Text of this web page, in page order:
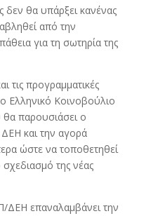
θα υπάρξει κανένας
από την
για τη σωτηρία της
προγραμματικές
Ελληνικό Κοινοβούλιο
θα παρουσιάσει ο
ΔΕΗ και την αγορά
ώστε να τοποθετηθεί
της νέας
επαναλαμβάνει την